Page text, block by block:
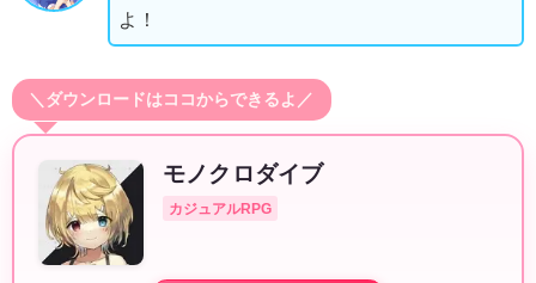
よ！
＼ダウンロードはココからできるよ／
モノクロダイブ
カジュアルRPG